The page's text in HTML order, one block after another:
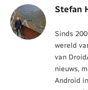
Stefan
Sinds
wereld
van
nieuws,
Android